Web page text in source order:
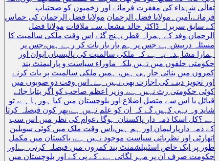
تعالٰی شہداء کی مغفرت فرمائے اور زخمیوں کو صحتیاب
فرمائے،آمین۔مولانا فضل الرحمان مولانا فضل الرحمان کی حماس
کے سابق سربراہ ڈاکٹر خالد مشعل سے ملاقات مولانا فضل
الرحمان وفد کے ہمراہ قطر پہنچ گئے اس وقت ملکی سالمیت کا
مسئلہ درپیش ہے جس پر ہم بار بار بات کر رہے ہیں،جس پر
ہمارا مشاہدہ یہ ہے کہ ملکی سالمیت کی پالیسیاں ایوان اور
حکومتی حلقوں میں نہیں بلکہ ماوراء سیاست و پارلیمنٹ بند
کمروں میں بنائی جارہی ہیں، ہمیں ملکی سالمیت پر بات کرنے
اور تجویز دینے کی اجازت بھی نہیں ہے۔اس وقت دو صوبوں میں
کوئی حکومتی رٹ نہیں ہے، وزیر اعظم صاحب کو اگر بتایا جائے
قبائل یا اس سے متصل اضلاع اور بلوچستان میں کیا ہورہا ہے، تو
شاید وہ یہی کہیں گے کہ ان کو علم نہیں ہے،پھر کون فیصلہ کرتا
ہے ؟کل اسکا ذمہ دار پاکستان ہوگا ،عوام کی نظر میں اس سب
کے ذمہ دارپارلیمان اور ہم ہیں،اس وقت ملک میں کوئی سویلین
اتھارٹی اور نظریاتی سیاست موجود نہیں ہے، پاکستان میں مکمل
طور پر ایک خاص اسٹیبلشمنٹ بند کمروں میں فیصلہ کرتی ہےاور
حکومت صرف ان پر مہر لگاتی ہے۔کے پی کے اور بلوچستان میں